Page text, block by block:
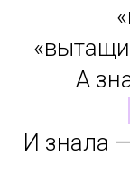
А
И знала